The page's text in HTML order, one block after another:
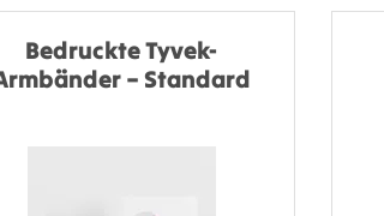
Bedruckte Tyvek-
– Standard